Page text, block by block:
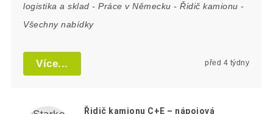
logistika a sklad -Práce v Německu -Řidič kamionu -
Všechny nabídky
Více... před 4 týdny
Řidič kamionu C+E – nápojová